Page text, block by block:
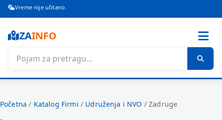
Vreme nije učitano.
ZAINFO
Početna / Katalog Firmi / Udruženja i NVO /Zadruge